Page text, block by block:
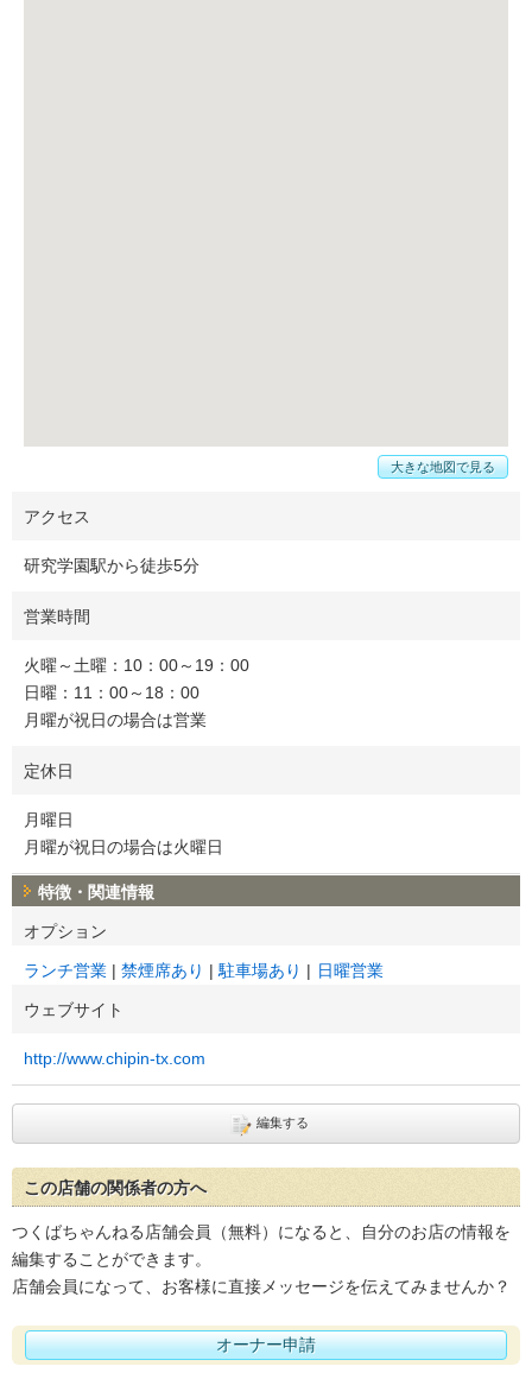
大きな地図で見る
アクセス
研究学園駅から徒歩5分
営業時間
火曜～土曜：10：00～19：00
日曜：11：00～18：00
月曜が祝日の場合は営業
定休日
月曜日
月曜が祝日の場合は火曜日
特徴・関連情報
オプション
ランチ営業 禁煙席あり 駐車場あり 日曜営業
ウェブサイト
http://www.chipin-tx.com
編集する
この店舗の関係者の方へ
つくばちゃんねる店舗会員（無料）になると、自分のお店の情報を
編集することができます。
店舗会員になって、お客様に直接メッセージを伝えてみませんか？
オーナー申請